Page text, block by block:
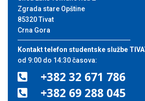
Zgrada stare Opštine
85320 Tivat
Crna Gora
Kontakt telefon studentske službe
od 9:00 do 14:30 časova:
 +382 32 671 786
 +382 69 288 045